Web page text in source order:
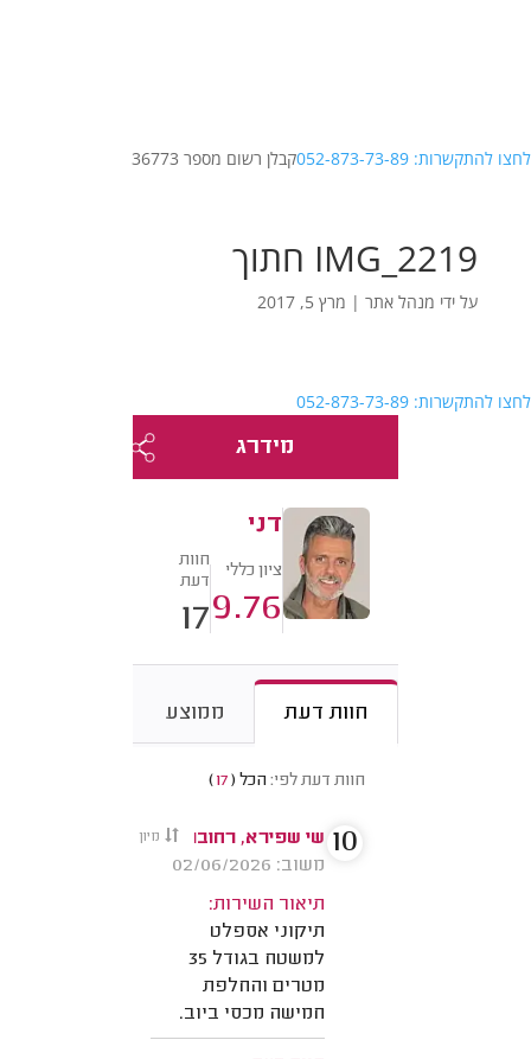
לחצו להתקשרות: 052-873-73-89 קבלן רשום מספר 36773
IMG_2219 חתוך
על ידי מנהל אתר| מרץ 5, 2017
לחצו להתקשרות: 052-873-73-89